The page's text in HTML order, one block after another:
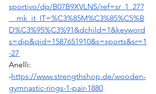
sportivo/dp/B07B9XVLNS/ref=sr_1_27?
__mk_it_IT=%C3%85M%C3%85%C5%B
D%C3%95%C3%91&dchild=1&keyword
s=dip&qid=1587651910&s=sports&sr=1
-27
Anelli:
-https://www.strengthshop.de/wooden-
gymnastic-rings-1-pair-1880